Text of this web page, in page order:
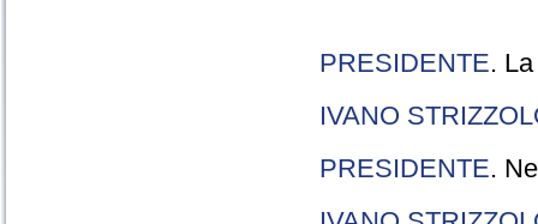
PRESIDENTE.
IVANO
PRESIDENTE.